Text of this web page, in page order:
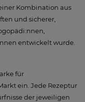
Kombination aus
und sicherer,
entwickelt wurde.
für
ein. Jede Rezeptur
der jeweiligen